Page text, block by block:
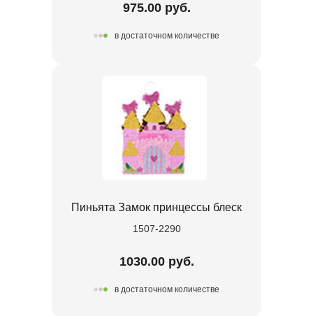
975.00 руб.
в достаточном количестве
Пиньята Замок принцессы блеск
1507-2290
1030.00 руб.
в достаточном количестве